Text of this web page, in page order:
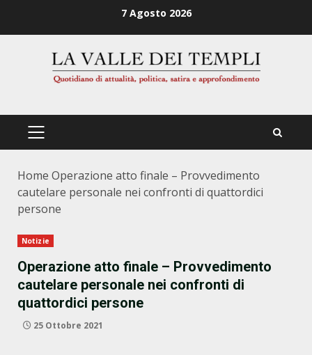
7 Agosto 2026
PRIMÄRES
Home Operazione atto finale – Provvedimento
cautelare personale nei confronti di quattordici
persone
Notizie
Operazione atto finale – Provvedimento
cautelare personale nei confronti di
quattordici persone
25 Ottobre 2021